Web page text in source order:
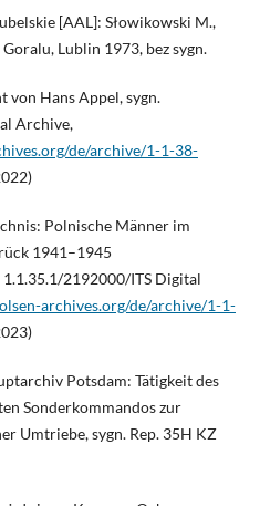
[AAL]: Słowikowski M.,
Lublin 1973, bez sygn.
Hans Appel, sygn.
Archive,
de/archive/1-1-38-
Polnische Männer im
1941–1945
2192000/ITS Digital
archives.org/de/archive/1-1-
Potsdam: Tätigkeit des
Sonderkommandos zur
Umtriebe, sygn. Rep. 35H KZ